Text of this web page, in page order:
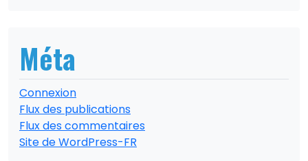
Méta
Connexion
Flux des publications
Flux des commentaires
Site de WordPress-FR